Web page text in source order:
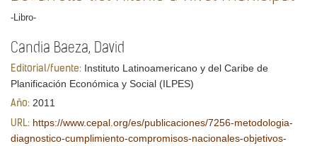
-Libro-
Candia Baeza, David
Editorial/fuente: Instituto Latinoamericano y del Caribe de
Planificación Económica y Social (ILPES)
Año: 2011
URL: https://www.cepal.org/es/publicaciones/7256-metodologia-
diagnostico-cumplimiento-compromisos-nacionales-objetivos-